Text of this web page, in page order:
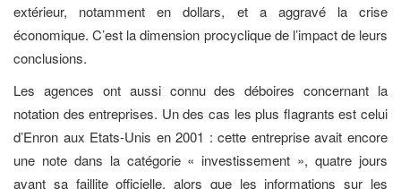
extérieur, notamment en dollars, et a aggravé la crise
économique. C’est la dimension procyclique de l’impact de leurs
conclusions.
Les agences ont aussi connu des déboires concernant la
notation des entreprises. Un des cas les plus flagrants est celui
d’Enron aux Etats-Unis en 2001 : cette entreprise avait encore
une note dans la catégorie « investissement », quatre jours
avant sa faillite officielle, alors que les informations sur les